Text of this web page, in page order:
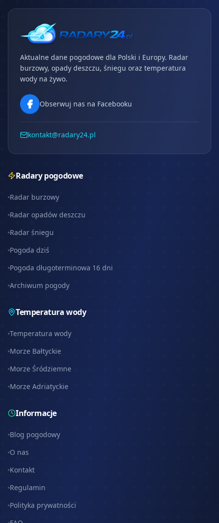
Aktualne dane pogodowe dla Polski i Europy. Radar
burzowy, opady deszczu, śniegu oraz temperatura
wody na żywo.
Obserwuj nas na Facebooku
kontakt@radary24.pl
Radary pogodowe
Radar burzowy
Radar opadów deszczu
Radar śniegu
Pogoda dziś
Pogoda długoterminowa 16 dni
Archiwum pogody
Temperatura wody
Temperatura wody
Morze Bałtyckie
Morze Śródziemne
Morze Adriatyckie
Informacje
Blog pogodowy
O nas
Kontakt
Regulamin
Polityka prywatności